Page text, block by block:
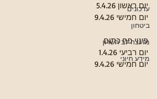
עדכונים
ביטחון
מועצה לב השרון
מידע חיוני
יום ראשון 5.4.26
יום חמישי 9.4.26
פינוי פח כתום
יום רביעי 1.4.26
יום חמישי 9.4.26